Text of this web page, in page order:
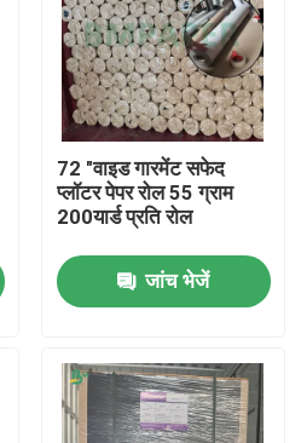
72 "वाइड गारमेंट सफेद
प्लॉटर पेपर रोल 55 ग्राम
200यार्ड प्रति रोल
जांच भेजें